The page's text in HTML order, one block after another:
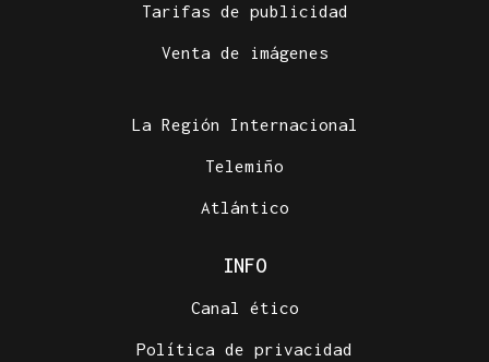
Tarifas de publicidad
Venta de imágenes
La Región Internacional
Telemiño
Atlántico
INFO
Canal ético
Política de privacidad